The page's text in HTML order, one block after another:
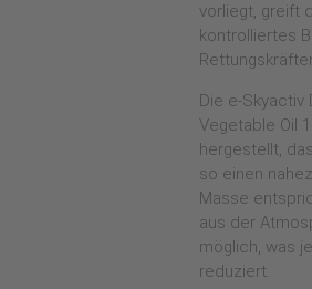
vorliegt, greift
kontrolliertes
Die e-Skyactiv
Vegetable Oil
hergestellt,
so einen
Masse
aus der
möglich, was
reduziert.